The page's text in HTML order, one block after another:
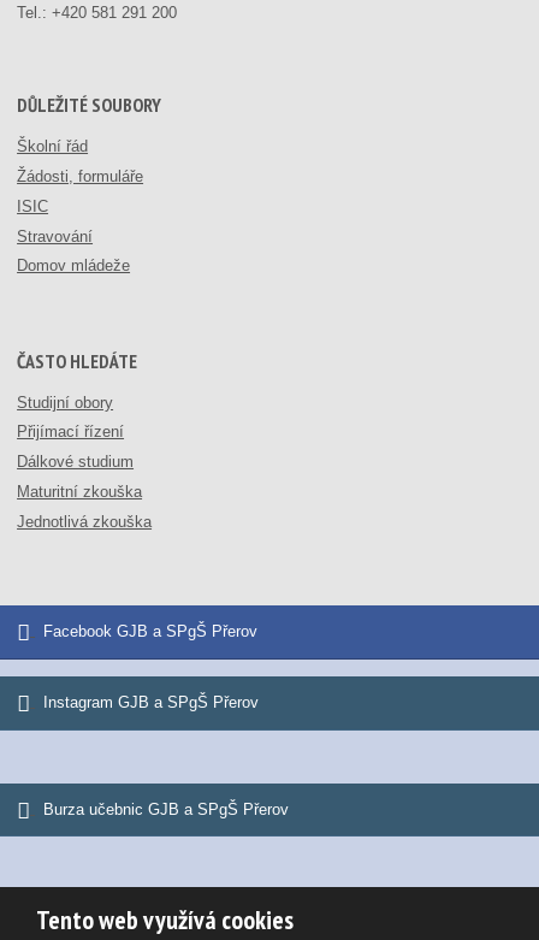
Tel.:+420 581 291 200
DŮLEŽITÉ SOUBORY
Školní řád
Žádosti, formuláře
ISIC
Stravování
Domov mládeže
ČASTO HLEDÁTE
Studijní obory
Přijímací řízení
Dálkové studium
Maturitní zkouška
Jednotlivá zkouška
Facebook GJB a SPgŠ Přerov
Instagram GJB a SPgŠ Přerov
Burza učebnic GJB a SPgŠ Přerov
Tento web využívá cookies